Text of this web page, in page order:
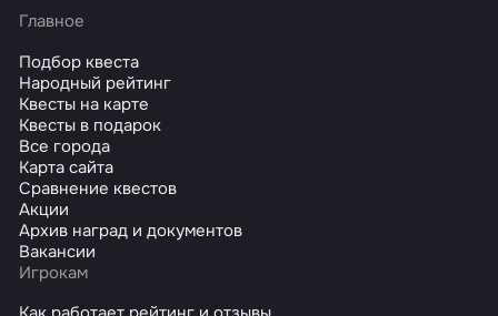
Главное
Подбор квеста
Народный рейтинг
Квесты на карте
Квесты в подарок
Все города
Карта сайта
Сравнение квестов
Акции
Архив наград и документов
Вакансии
Игрокам